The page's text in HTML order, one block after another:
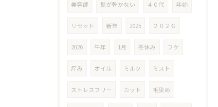
美容師 髪が乾かない ４０代 年始
リセット 新年 2025 ２０２６
2026 午年 1月 冬休み フケ
痒み オイル ミルク ミスト
ストレスフリー カット 毛染め